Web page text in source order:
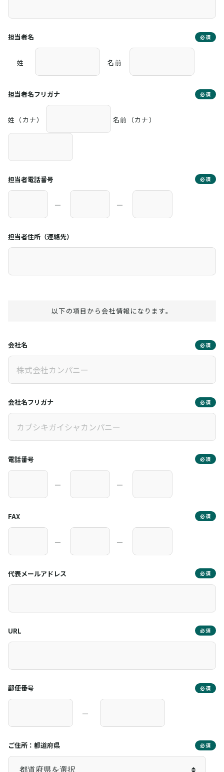
担当者名 必須
姓 名前
担当者名フリガナ 必須
姓（カナ） 名前（カナ）
担当者電話番号 必須
― ―
担当者住所（連絡先）
以下の項目から会社情報になります。
会社名 必須
会社名フリガナ 必須
電話番号 必須
― ―
FAX 必須
― ―
代表メールアドレス 必須
URL 必須
郵便番号 必須
―
ご住所：都道府県 必須